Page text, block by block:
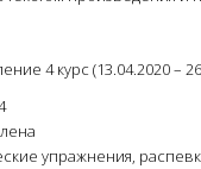
4 курс (13.04.2020 –
упражнения,